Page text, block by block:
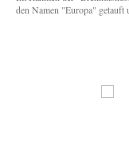
den Namen "Europa" getauft